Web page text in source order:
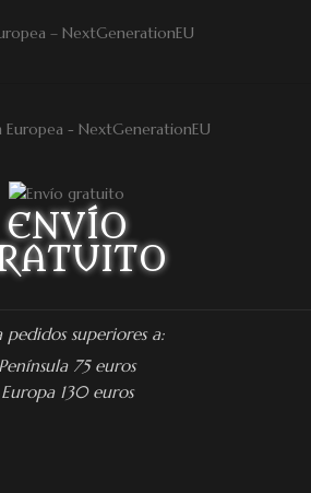
– NextGenerationEU
ENVÍO
pedidos superiores a:
Península 75 euros
Europa 130 euros